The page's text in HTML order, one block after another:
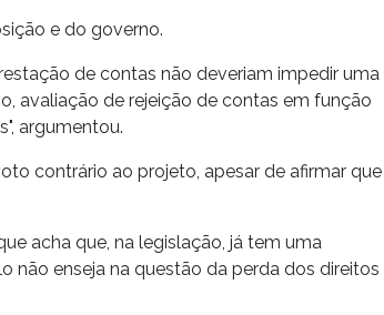
e do governo.
de contas não deveriam impedir uma
avaliação de rejeição de contas em função
argumentou.
contrário ao projeto, apesar de afirmar que
acha que, na legislação, já tem uma
não enseja na questão da perda dos direitos